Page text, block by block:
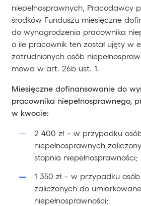
niepełnosprawnych, Pracodawcy
środków Funduszu miesięczne
do wynagrodzenia pracownika
o ile pracownik ten został ujęty w
zatrudnionych osób
mowa w art. 26b ust. 1.
Miesięczne dofinansowanie do
pracownika niepełnosprawnego,
w kwocie:
2 400 zł – w przypadku
niepełnosprawnych
stopnia niepełnosprawności;
1 350 zł – w przypadku
zaliczonych do
niepełnosprawności;